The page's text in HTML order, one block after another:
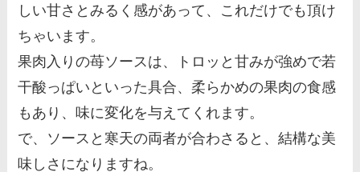
しい甘さとみるく感があって、これだけでも頂け
ちゃいます。
果肉入りの苺ソースは、トロッと甘みが強めで若
干酸っぱいといった具合、柔らかめの果肉の食感
もあり、味に変化を与えてくれます。
で、ソースと寒天の両者が合わさると、結構な美
味しさになりますね。